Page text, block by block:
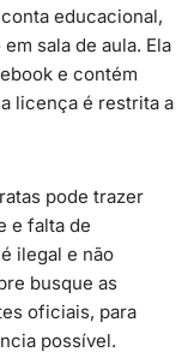
educacional,
sala de aula. Ela
e contém
licença é restrita a
pode trazer
e falta de
ilegal e não
busque as
oficiais, para
possível.